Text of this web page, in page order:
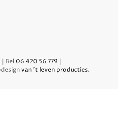
Bel 06 420 56 779 |
van 't leven producties.